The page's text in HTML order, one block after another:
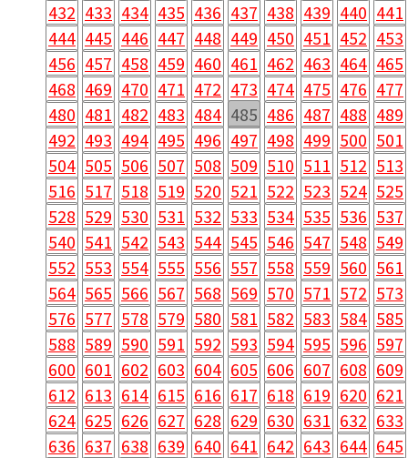
432 433 434 435 436 437 438 439 440 441
444 445 446 447 448 449 450 451 452 453
456 457 458 459 460 461 462 463 464 465
468 469 470 471 472 473 474 475 476 477
480 481 482 483 484 485 486 487 488 489
492 493 494 495 496 497 498 499 500 501
504 505 506 507 508 509 510 511 512 513
516 517 518 519 520 521 522 523 524 525
528 529 530 531 532 533 534 535 536 537
540 541 542 543 544 545 546 547 548 549
552 553 554 555 556 557 558 559 560 561
564 565 566 567 568 569 570 571 572 573
576 577 578 579 580 581 582 583 584 585
588 589 590 591 592 593 594 595 596 597
600 601 602 603 604 605 606 607 608 609
612 613 614 615 616 617 618 619 620 621
624 625 626 627 628 629 630 631 632 633
636 637 638 639 640 641 642 643 644 645